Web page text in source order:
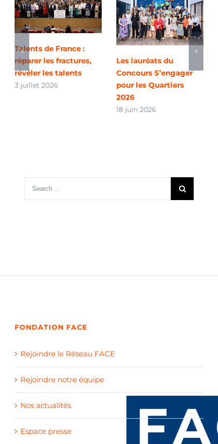
Talents de France :
réparer les fractures,
révéler les talents
3 juillet 2026
Les lauréats du
Concours S’engager
pour les Quartiers
2026
18 juin 2026
Search
FONDATION FACE
Rejoindre le Réseau FACE
Rejoindre notre équipe
Nos actualités
Espace presse